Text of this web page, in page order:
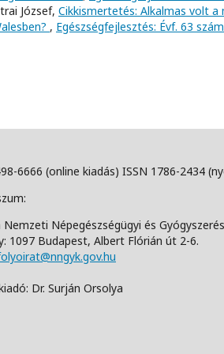
József, Cikkismertetés: Alkalmas volt
, Egészségfejlesztés: Évf. 63
6666 (online kiadás) ISSN 1786-2434
Nemzeti Népegészségügyi és
1097 Budapest, Albert Flórián út 2-6.
Dr. Surján Orsolya